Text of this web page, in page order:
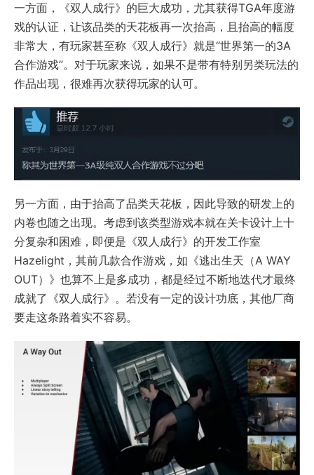
一方面，《双人成行》的巨大成功，尤其获得TGA年度游
戏的认证，让该品类的天花板再一次抬高，且抬高的幅度
非常大，有玩家甚至称《双人成行》就是“世界第一的3A
合作游戏”。对于玩家来说，如果不是带有特别另类玩法的
作品出现，很难再次获得玩家的认可。
另一方面，由于抬高了品类天花板，因此导致的研发上的
内卷也随之出现。考虑到该类型游戏本就在关卡设计上十
分复杂和困难，即便是《双人成行》的开发工作室
Hazelight，其前几款合作游戏，如《逃出生天（A WAY
OUT）》也算不上是多成功，都是经过不断地迭代才最终
成就了《双人成行》。若没有一定的设计功底，其他厂商
要走这条路着实不容易。